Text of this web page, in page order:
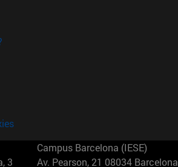
3
Campus Barcelona (IESE)
Av. Pearson, 21 08034 Barcelona